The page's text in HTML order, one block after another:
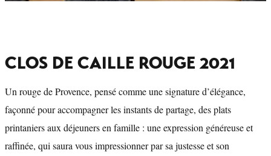
CLOS DE CAILLE ROUGE 2021
Un rouge de Provence, pensé comme une signature d’élégance,
façonné pour accompagner les instants de partage, des plats
printaniers aux déjeuners en famille : une expression généreuse et
raffinée, qui saura vous impressionner par sa justesse et son